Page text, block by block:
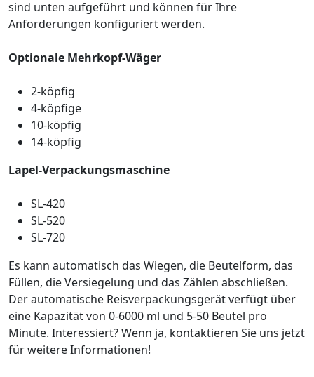
sind unten aufgeführt und können für Ihre
Anforderungen konfiguriert werden.
Optionale Mehrkopf-Wäger
2-köpfig
4-köpfige
10-köpfig
14-köpfig
Lapel-Verpackungsmaschine
SL-420
SL-520
SL-720
Es kann automatisch das Wiegen, die Beutelform, das
Füllen, die Versiegelung und das Zählen abschließen.
Der automatische Reisverpackungsgerät verfügt über
eine Kapazität von 0-6000 ml und 5-50 Beutel pro
Minute. Interessiert? Wenn ja, kontaktieren Sie uns jetzt
für weitere Informationen!